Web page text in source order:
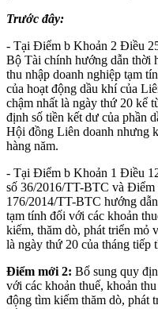
Trước đây:
- Tại Điểm b Khoản 2 Điều
Bộ Tài chính hướng dẫn thời
thu nhập doanh nghiệp tạm
của hoạt động dầu khí của
chậm nhất là ngày thứ 20 kể
định số tiền kết dư của phần
Hội đồng Liên doanh nhưng
hàng năm.
- Tại Điểm b Khoản 1 Điều
số 36/2016/TT-BTC và
176/2014/TT-BTC hướng
tạm tính đối với các khoản
kiếm, thăm dò, phát triển mỏ
là ngày thứ 20 của tháng tiếp
Điểm mới 2: Bổ sung quy
với các khoản thuế, khoản
động tìm kiếm thăm dò, phát